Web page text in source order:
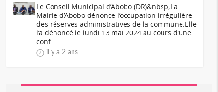
Le Conseil Municipal d’Abobo (DR)&nbsp;La
Mairie d’Abobo dénonce l’occupation irrégulière
des réserves administratives de la commune.Elle
l’a dénoncé le lundi 13 mai 2024 au cours d’une
conf...
il y a 2 ans